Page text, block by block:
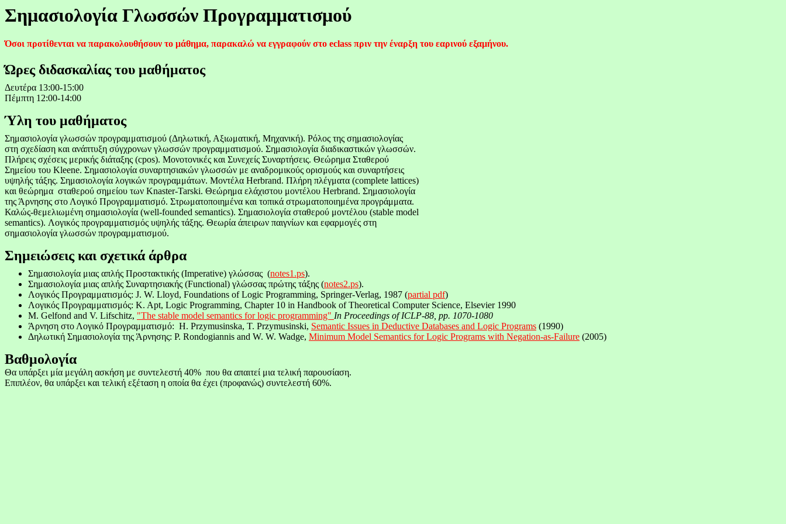
Σημασιολογία Γλωσσών Προγραμματισμού
Όσοι προτίθενται να παρακολουθήσουν το μάθημα, παρακαλώ να εγγραφούν στο eclass πριν την έναρξη του εαρινού εξαμήνου.
Ώρες διδασκαλίας του μαθήματος
Δευτέρα 13:00-15:00
Πέμπτη 12:00-14:00
Ύλη του μαθήματος
Σημασιολογία γλωσσών προγραμματισμού (Δηλωτική, Αξιωματική, Μηχανική). Ρόλος της σημασιολογίας
στη σχεδίαση και ανάπτυξη σύγχρονων γλωσσών προγραμματισμού. Σημασιολογία διαδικαστικών γλωσσών.
Πλήρεις σχέσεις μερικής διάταξης (cpos). Μονοτονικές και Συνεχείς Συναρτήσεις. Θεώρημα Σταθερού
Σημείου του Kleene. Σημασιολογία συναρτησιακών γλωσσών με αναδρομικούς ορισμούς και συναρτήσεις
υψηλής τάξης. Σημασιολογία λογικών προγραμμάτων. Μοντέλα Herbrand. Πλήρη πλέγματα (complete lattices)
και θεώρημα σταθερού σημείου των Knaster-Tarski. Θεώρημα ελάχιστου μοντέλου Herbrand. Σημασιολογία
της Άρνησης στο Λογικό Προγραμματισμό. Στρωματοποιημένα και τοπικά στρωματοποιημένα προγράμματα.
Καλώς-θεμελιωμένη σημασιολογία (well-founded semantics). Σημασιολογία σταθερού μοντέλου (stable model
semantics). Λογικός προγραμματισμός υψηλής τάξης. Θεωρία άπειρων παιγνίων και εφαρμογές στη
σημασιολογία γλωσσών προγραμματισμού.
Σημειώσεις και σχετικά άρθρα
Σημασιολογία μιας απλής Προστακτικής (Imperative) γλώσσας (notes1.ps).
Σημασιολογία μιας απλής Συναρτησιακής (Functional) γλώσσας πρώτης τάξης (notes2.ps).
Λογικός Προγραμματισμός: J. W. Lloyd, Foundations of Logic Programming, Springer-Verlag, 1987 (partial pdf)
Λογικός Προγραμματισμός: K. Apt, Logic Programming, Chapter 10 in Handbook of Theoretical Computer Science, Elsevier 1990
M. Gelfond and V. Lifschitz, "The stable model semantics for logic programming" In Proceedings of ICLP-88, pp. 1070-1080
Άρνηση στο Λογικό Προγραμματισμό: H. Przymusinska, T. Przymusinski, Semantic Issues in Deductive Databases and Logic Programs (1990)
Δηλωτική Σημασιολογία της Άρνησης: P. Rondogiannis and W. W. Wadge, Minimum Model Semantics for Logic Programs with Negation-as-Failure (2005)
Βαθμολογία
Θα υπάρξει μία μεγάλη ασκήση με συντελεστή 40% που θα απαιτεί μια τελική παρουσίαση.
Επιπλέον, θα υπάρξει και τελική εξέταση η οποία θα έχει (προφανώς) συντελεστή 60%.